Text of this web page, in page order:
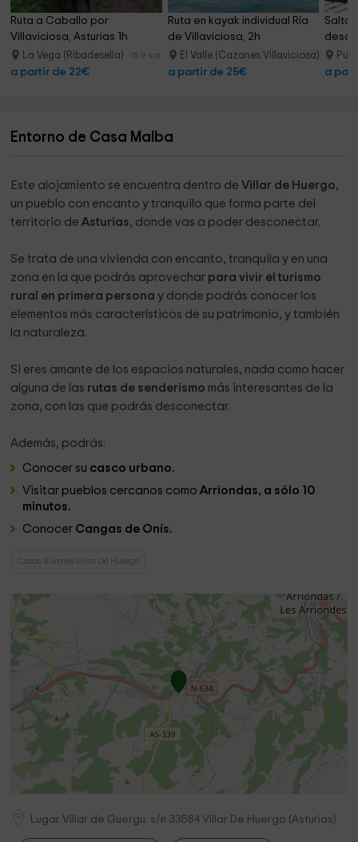
Ruta a Caballo por
Villaviciosa, Asturias 1h
La Vega (Ribadesella) 15.9 km
a partir de 22€
Ruta en kayak individual Ría
de Villaviciosa, 2h
El Valle (Cazanes Villaviciosa) 21.9 km
a partir de 25€
Salto
a
Entorno de Casa Malba
Este alojamiento se encuentra dentro de Villar de Huergo,
un pueblo con encanto y tranquilo que forma parte del
territorio deAsturias, donde vas a poder desconectar.
Se trata de una vivienda con encanto, tranquila y en una
zona en la que podrás aprovechar para vivir el turismo
rural en primera persona y donde podrás conocer los
elementos más característicos de su patrimonio, y también
la naturaleza.
Si eres amante de los espacios naturales, nada como hacer
alguna de las rutas de senderismo más interesantes de la
zona, con las que podrás desconectar.
Además, podrás:
Conocer su casco urbano.
Visitar pueblos cercanos comoArriondas, a sólo 10
minutos.
Conocer Cangas de Onís.
Casas Rurales Villar De Huergo
Lugar Villar de Guergu, s/n 33584 Villar De Huergo (Asturias)